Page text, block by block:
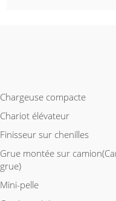
Chargeuse compacte
Chariot élévateur
Finisseur sur chenilles
Grue montée sur
grue)
Mini-pelle